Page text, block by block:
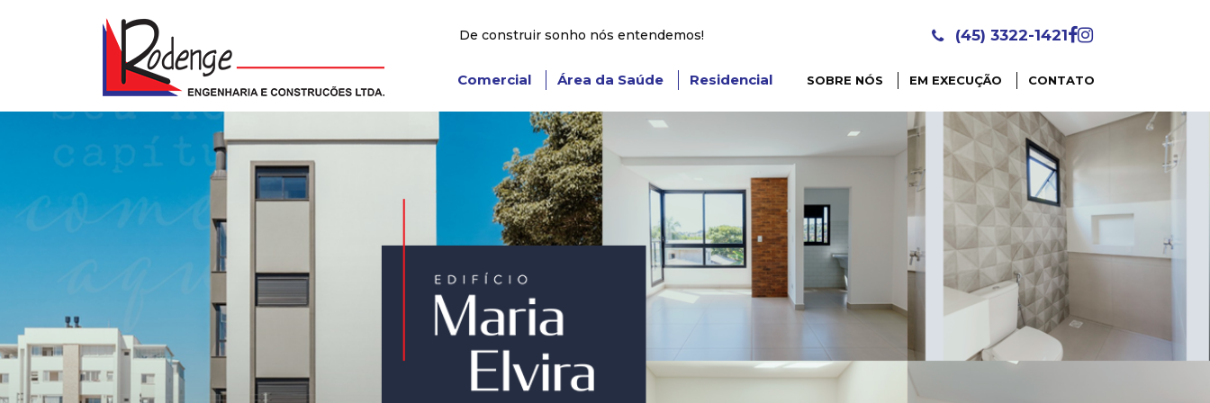
De construir sonho nós entendemos! (45) 3322-1421
Comercial Área da Saúde Residencial SOBRE NÓS EM EXECUÇÃO CONTATO